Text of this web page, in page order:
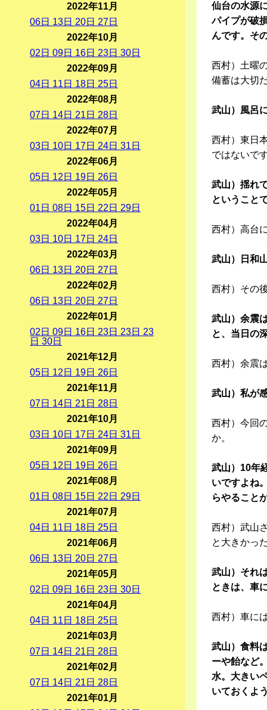
仙台の水源
パイプが破
んです。そ
西村）土曜
備蓄は大切
武山）風呂
西村）東日
ではないで
武山）揺れ
ということ
西村）高台
武山）日和
西村）その
武山）余震
と、当日の
西村）余震
武山）私が
西村）今回
か。
武山）10年
いですよね
らやること
西村）武山
と大きかっ
武山）それ
ときは、車
西村）車に
武山）食料
ーや飴など
水。大きい
いておくよ
2022年11月
06日 13日 20日 27日
2022年10月
02 日 09日 16日 23日 30日
2022年09月
04日 11 日 18日 25日
2022年08月
07日 14日 21 日 28日
2022年07月
03日 10日 17日 24日 31 日
2022年06月
05日 12 日 19日 26日
2022年05月
01 日 08日 15日 22 日 29日
2022年04月
03日 10日 17日 24日
2022年03月
06日 13日 20日 27日
2022年02月
06日 13日 20日 27日
2022年01月
02 日 09日 16日 23日 23日 23
日 30日
2021年12月
05日 12 日 19日 26日
2021年11月
07日 14日 21 日 28日
2021年10月
03日 10日 17日 24日 31 日
2021年09月
05日 12 日 19日 26日
2021年08月
01 日 08日 15日 22 日 29日
2021年07月
04日 11 日 18日 25日
2021年06月
06日 13日 20日 27日
2021年05月
02 日 09日 16日 23日 30日
2021年04月
04日 11 日 18日 25日
2021年03月
07日 14日 21 日 28日
2021年02月
07日 14日 21 日 28日
2021年01月